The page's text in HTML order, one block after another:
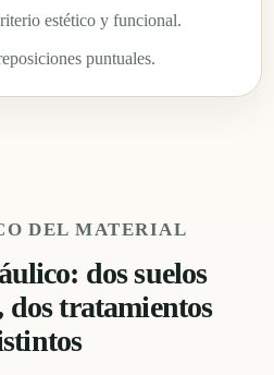
estético y funcional.
puntuales.
DEL MATERIAL
dos suelos
dos tratamientos